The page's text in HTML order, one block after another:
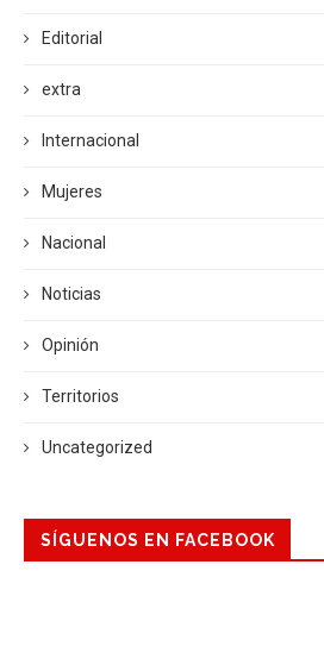
Editorial
extra
Internacional
Mujeres
Nacional
Noticias
Opinión
Territorios
Uncategorized
SÍGUENOS EN FACEBOOK